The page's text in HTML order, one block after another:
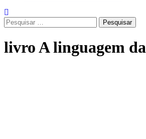
Pesquisar
por:
livro A linguagem